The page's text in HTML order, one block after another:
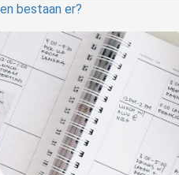
bestaan er?